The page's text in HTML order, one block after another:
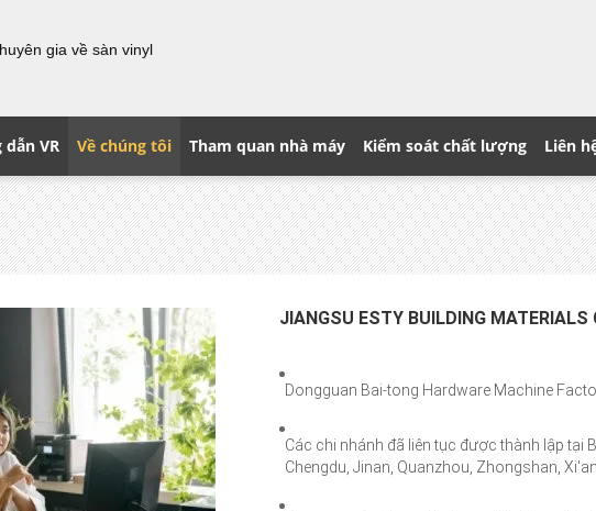
gia về sàn vinyl
VR Về chúng tôi Tham quan nhà máy Kiểm soát chất lượng Liên
JIANGSU ESTY BUILDING MATERIALS
Dongguan Bai-tong Hardware Machine
Các chi nhánh đã liên tục được thành lập tại
Chengdu, Jinan, Quanzhou, Zhongshan,